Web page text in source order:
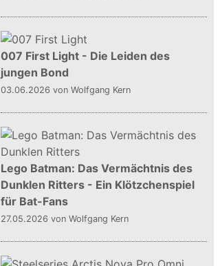
007 First Light - Die Leiden des
jungen Bond
03.06.2026 von Wolfgang Kern
Lego Batman: Das Vermächtnis des
Dunklen Ritters - Ein Klötzchenspiel
für Bat-Fans
27.05.2026 von Wolfgang Kern